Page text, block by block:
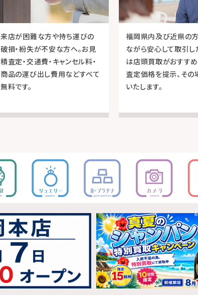
来店が困難な方や持ち運びの
破損・紛失が不安な方へ。お見
積査定・交通費・キャンセル料・
商品の運び出し費用などすべて
無料です。
福岡県内及び近県の方
ながら安心して取引し
は店頭買取がおすすめ
査定価格を提示、その
いたします。